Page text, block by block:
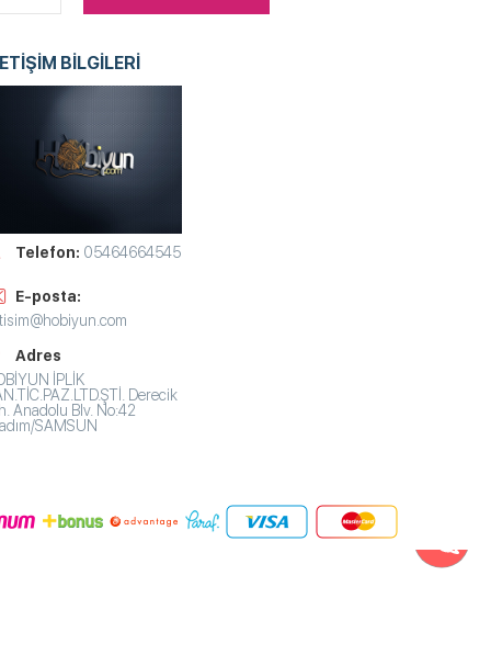
BİLGİLERİ
Telefon: 05464664545
E-posta:
Adres
İPLİK
Derecik
Anadolu Blv. No:42
SAMSUN